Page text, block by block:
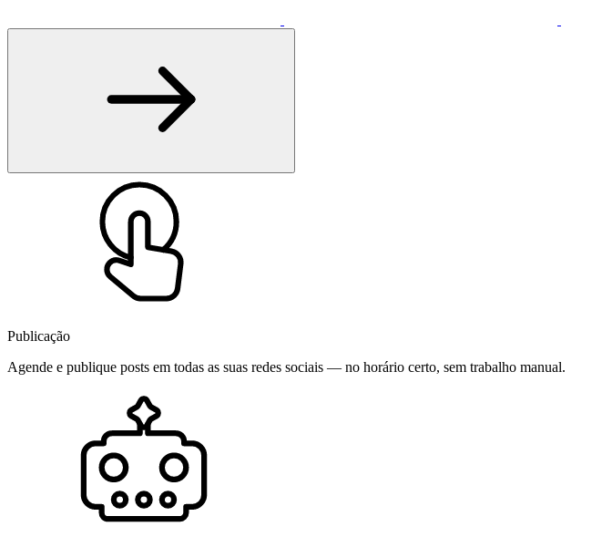
Publicação
Agende e publique posts em todas as suas redes sociais — no horário certo, sem trabalho manual.